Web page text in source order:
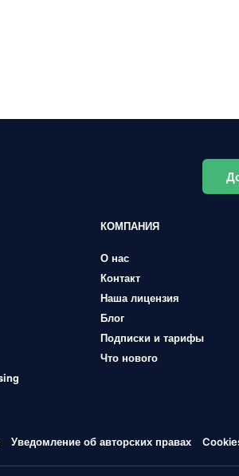
КОМПАНИЯ
О нас
Контакт
Наша лицензия
Блог
Подписки и тарифы
Что нового
Уведомление об авторских правах